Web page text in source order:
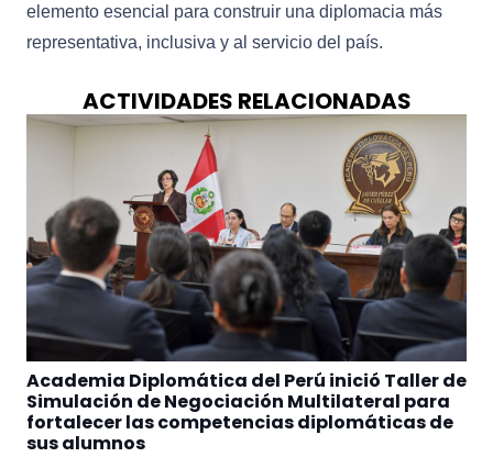
elemento esencial para construir una diplomacia más
representativa, inclusiva y al servicio del país.
ACTIVIDADES RELACIONADAS
Academia Diplomática del Perú inició Taller de
Simulación de Negociación Multilateral para
fortalecer las competencias diplomáticas de
sus alumnos